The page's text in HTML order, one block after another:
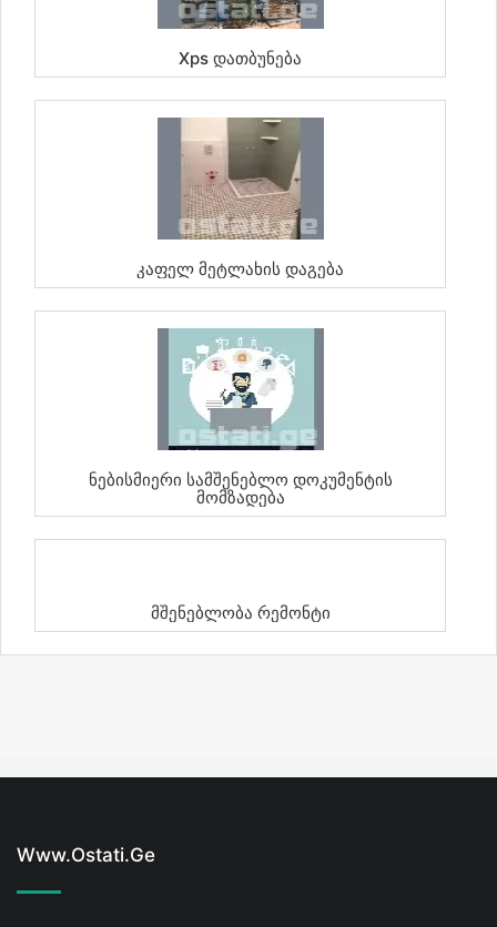
Xps Დათბუნება
Კაფელ Მეტლახის Დაგება
Ნებისმიერი Სამშენებლო Დოკუმენტის
Მომზადება
Მშენებლობა Რემონტი
Www.ostati.ge